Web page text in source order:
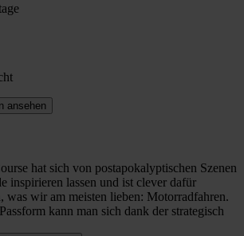
ansehen
hat sich von postapokalyptischen Szenen
inspirieren lassen und ist clever dafür
was wir am meisten lieben: Motorradfahren.
kann man sich dank der strategisch